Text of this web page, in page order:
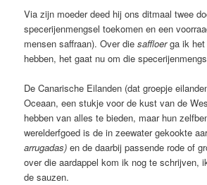
Via zijn moeder deed hij ons ditmaal twee
specerijenmengsel toekomen en een
mensen saffraan). Over diesaffloerga ik het
hebben, het gaat nu om die
De Canarische Eilanden (dat groepje
Oceaan, een stukje voor de kust van de
hebben van alles te bieden, maar hun
werelderfgoed is de in zeewater gekookte
arrugadas) en de daarbij passende rode of
over die aardappel kom ik nog te schrijven,
de sauzen.